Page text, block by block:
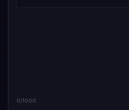
0/1000